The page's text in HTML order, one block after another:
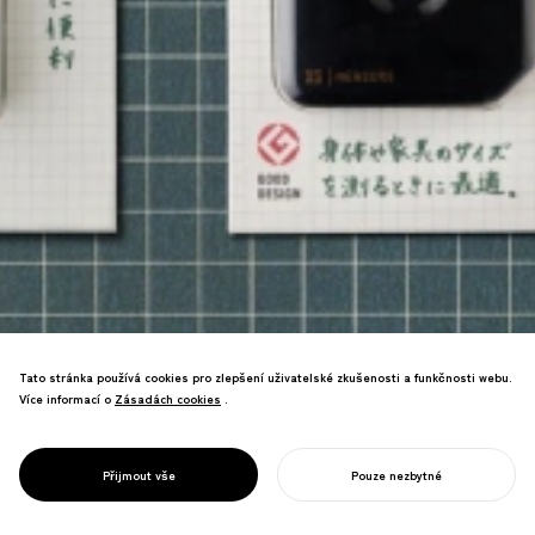
PROJECT
MIDORI XS
koncept značky vede k 1,7násobnému
nárůstu prodeje.
Tato stránka používá cookies pro zlepšení uživatelské zkušenosti a funkčnosti webu.
Více informací o Zásadách cookies
Zásadách cookies .
Přijmout vše Pouze nezbytné